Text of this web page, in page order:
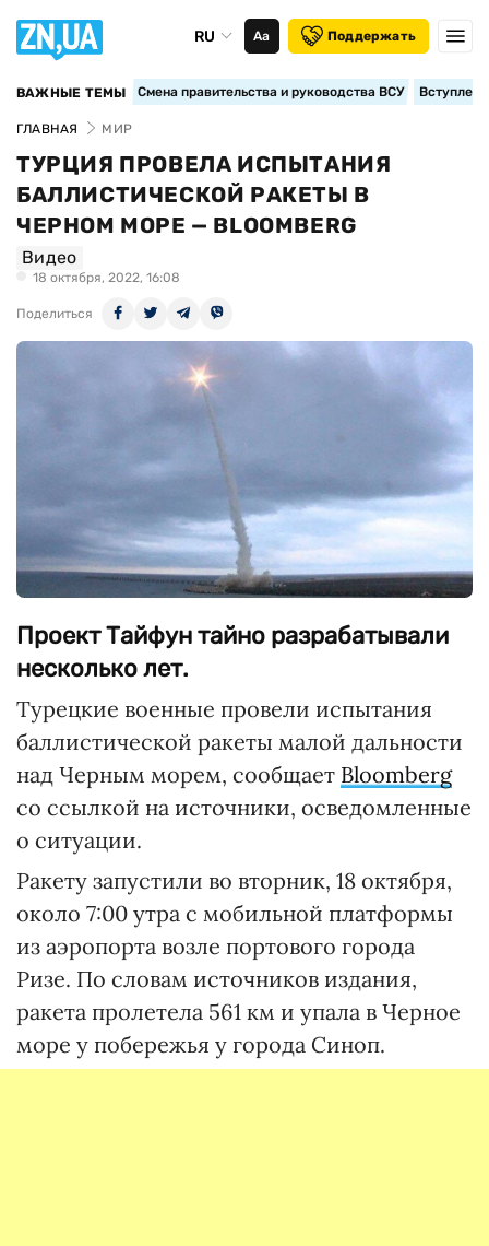
RU Аа Поддержать
ВАЖНЫЕ ТЕМЫ Смена правительства и руководства ВСУ
ГЛАВНАЯ МИР
ТУРЦИЯ ПРОВЕЛА ИСПЫТАНИЯ
БАЛЛИСТИЧЕСКОЙ РАКЕТЫ В
ЧЕРНОМ МОРЕ — BLOOMBERG
Видео
18 октября, 2022, 16:08
Поделиться
Проект Тайфун тайно разрабатывали
несколько лет.
Турецкие военные провели испытания
баллистической ракеты малой дальности
над Черным морем, сообщает Bloomberg
со ссылкой на источники, осведомленные
о ситуации.
Ракету запустили во вторник, 18 октября,
около 7:00 утра с мобильной платформы
из аэропорта возле портового города
Ризе. По словам источников издания,
ракета пролетела 561 км и упала в Черное
море у побережья у города Синоп.